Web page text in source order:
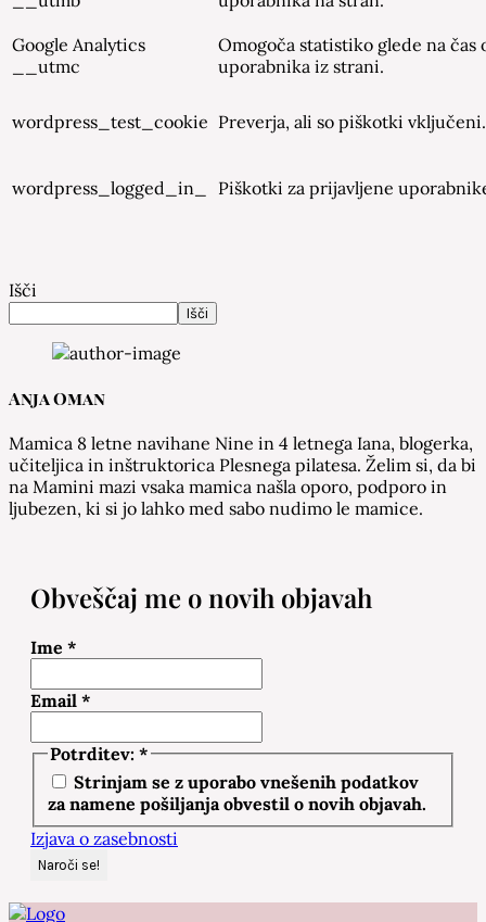
Google Analytics
__utmc
Omogoča statistiko glede na čas
uporabnika iz strani.
wordpress_test_cookie Preverja, ali so piškotki vključeni.
wordpress_logged_in_ Piškotki za prijavljene
Išči
Išči
Anja Oman
Mamica 8 letne navihane Nine in 4 letnega Iana, blogerka,
učiteljica in inštruktorica Plesnega pilatesa. Želim si, da bi
na Mamini mazi vsaka mamica našla oporo, podporo in
ljubezen, ki si jo lahko med sabo nudimo le mamice.
Obveščaj me o novih objavah
Ime *
Email *
Potrditev: *
Strinjam se z uporabo vnešenih podatkov
za namene pošiljanja obvestil o novih objavah.
Izjava o zasebnosti